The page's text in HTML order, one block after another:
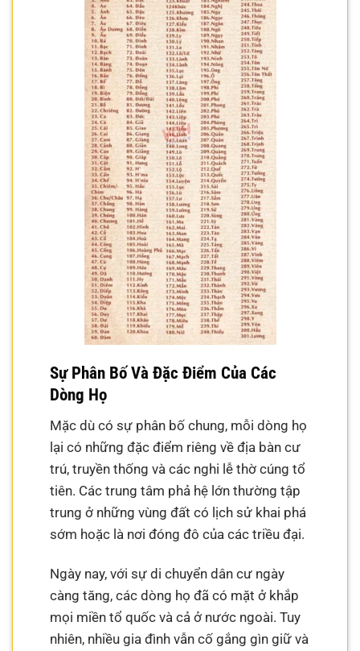
Sự Phân Bố Và Đặc Điểm Của Các
Dòng Họ
Mặc dù có sự phân bố chung, mỗi dòng họ
lại có những đặc điểm riêng về địa bàn cư
trú, truyền thống và các nghi lễ thờ cúng tổ
tiên. Các trung tâm phả hệ lớn thường tập
trung ở những vùng đất có lịch sử khai phá
sớm hoặc là nơi đóng đô của các triều đại.
Ngày nay, với sự di chuyển dân cư ngày
càng tăng, các dòng họ đã có mặt ở khắp
mọi miền tổ quốc và cả ở nước ngoài. Tuy
nhiên, nhiều gia đình vẫn cố gắng gìn giữ và